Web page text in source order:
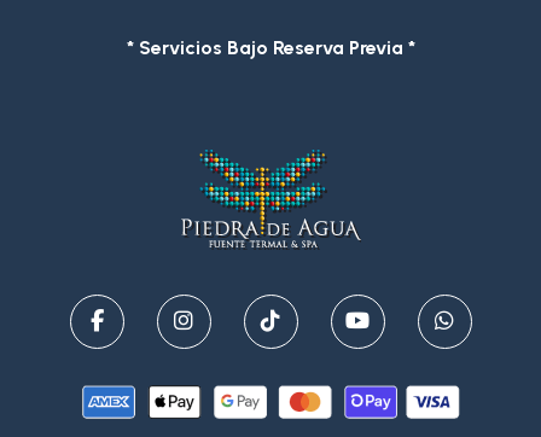
* Servicios Bajo Reserva Previa *